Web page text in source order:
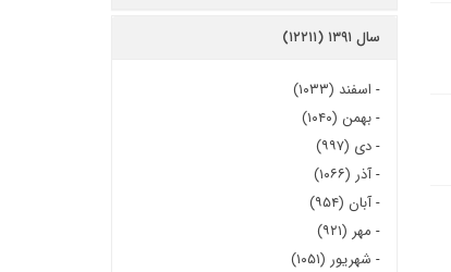
سال ۱۳۹۱ (۱۲۲۱۱)
- اسفند (۱۰۳۳)
-بهمن (۱۰۴۰)
-دی (۹۹۷)
-آذر (۱۰۶۶)
-آبان (۹۵۴)
- مهر (۹۲۱)
- شهریور (۱۰۵۱)